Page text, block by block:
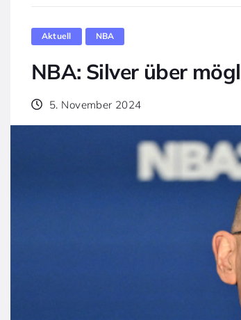
Aktuell NBA
NBA: Silver über
5. November 2024